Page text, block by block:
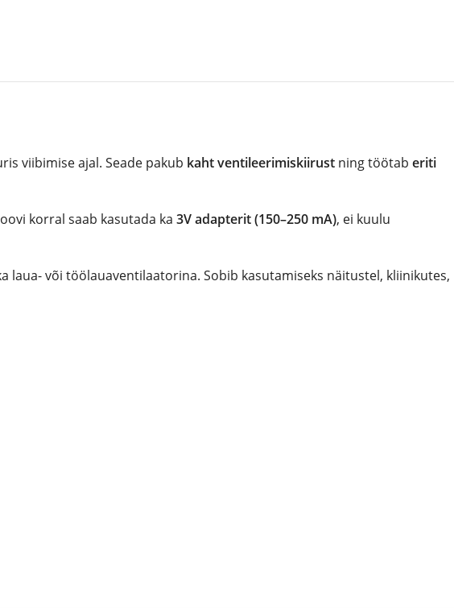
viibimise ajal. Seade pakub kaht ventileerimiskiirust ning töötab eriti
korral saab kasutada ka 3V adapterit (150–250 mA), ei kuulu
või töölauaventilaatorina. Sobib kasutamiseks näitustel, kliinikutes,